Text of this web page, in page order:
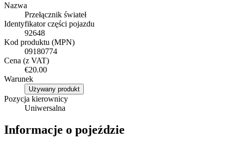
Nazwa
Przełącznik świateł
Identyfikator części pojazdu
92648
Kod produktu (MPN)
09180774
Cena (z VAT)
€20.00
Warunek
Używany produkt
Pozycja kierownicy
Uniwersalna
Informacje o pojeździe